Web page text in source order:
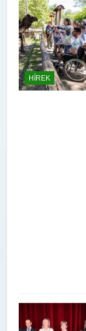
HÍREK